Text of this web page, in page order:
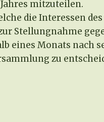
mitzuteilen.
die Interessen
Stellungnahme
eines Monats nach
zu